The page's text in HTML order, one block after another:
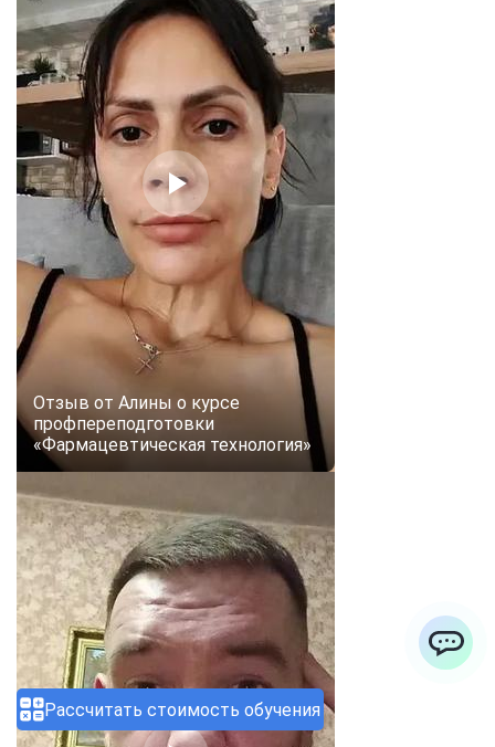
Рассчитать стоимость обучения
Отзыв от Алины о курсе
профпереподготовки
«Фармацевтическая технология»
Max
ChatApp